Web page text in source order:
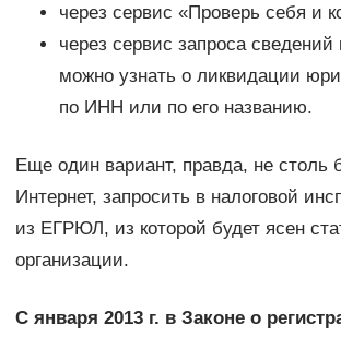
через сервис «Проверь себя и
через сервис запроса
можно узнать о ликвидации
по ИНН или по его названию.
Еще один вариант, правда, не столь
Интернет, запросить в налоговой
из ЕГРЮЛ, из которой будет ясен
организации.
С января 2013 г. в Законе о